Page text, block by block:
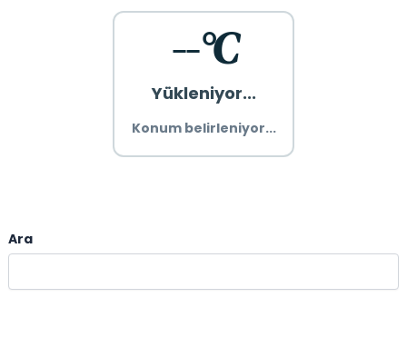
--°C
Yükleniyor...
Konum belirleniyor...
Ara